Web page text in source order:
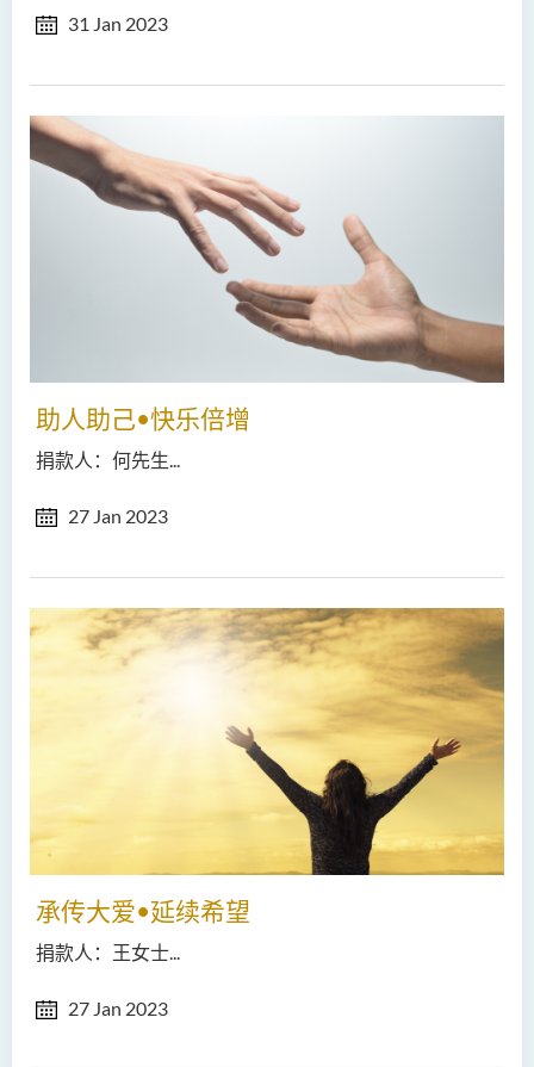
31 Jan 2023
助人助己•快乐倍增
捐款人：何先生...
27 Jan 2023
承传大爱•延续希望
捐款人：王女士...
27 Jan 2023